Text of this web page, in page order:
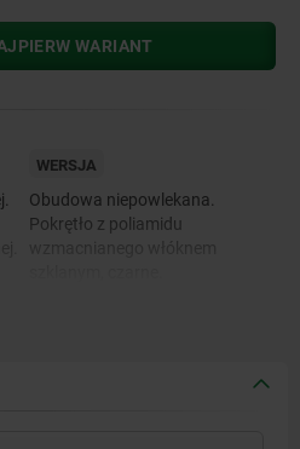
WARIANT
WERSJA
Obudowa niepowlekana.
Pokrętło z poliamidu